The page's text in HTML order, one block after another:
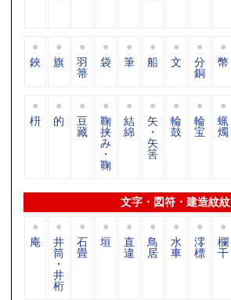
鋏 旗 羽
箒
袋 筆 船 文 分
銅
幣
枡 的 豆
藏
鞠
挟
み
・
鞠
結
綿
矢
・
矢
筈
輪
鼓
輪
宝
蝋
燭
文字・図符・建造紋紋
庵 井
筒
・
井
桁
石
畳
垣 直
違
鳥
居
水
車
澪
標
欄
干